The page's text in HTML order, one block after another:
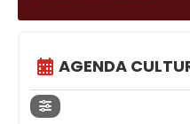
AGENDA